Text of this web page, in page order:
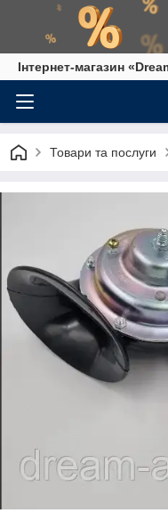
Інтернет-магазин
Товари та послуги